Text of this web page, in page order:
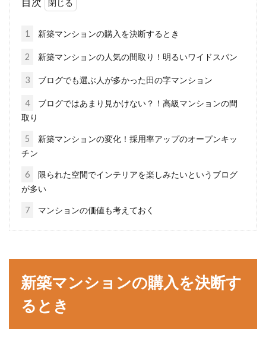
とが主流にな...
賃貸アパートを解約！退去費用は10
賃貸アパートを借りて、10年以上住んでいた場
まうものです...
アパートの名義変更は必要？結婚後
結婚を機に、どちらかのアパートで同居を始め
る方もいるのではないでしょうか？今まで住ん
1 新築マンションの購入を決断するとき
2 新築マンションの人気の間取り！明るいワイドスパン
3 ブログでも選ぶ人が多かった田の字マンション
4
ブログではあまり見かけない？！高級マンションの間
取り
5
新築マンションの変化！採用率アップのオープンキッ
チン
6
限られた空間でインテリアを楽しみたいというブログ
が多い
7 マンションの価値も考えておく
新築マンションの購入を決断す
るとき